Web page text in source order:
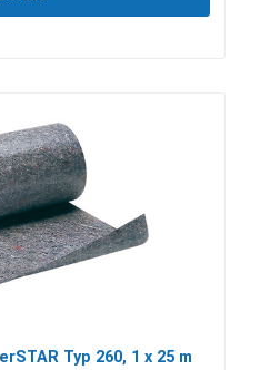
Typ 260, 1 x 25 m